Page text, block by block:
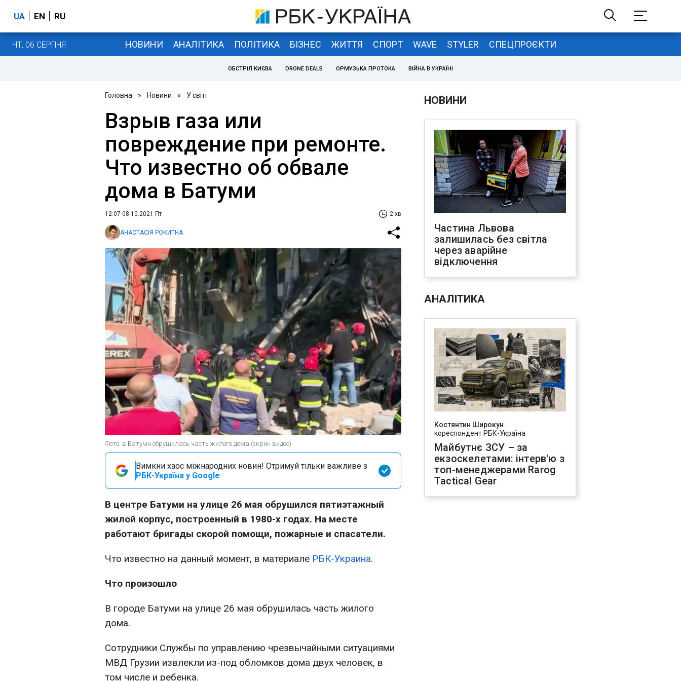
UA EN RU
ЧТ, 06 СЕРПНЯ НОВИНИ АНАЛІТИКА ПОЛІТИКА БІЗНЕС ЖИТТЯ СПОРТ WAVE STYLER СПЕЦПРОЄКТИ
ОБСТРІЛ КИЄВА DRONE DEALS ОРМУЗЬКА ПРОТОКА ВІЙНА В УКРАЇНІ
Головна » Новини » У світі
Взрыв газа или
повреждение при ремонте.
Что известно об обвале
дома в Батуми
12:07 08.10.2021 Пт 2 хв
АНАСТАСІЯ РОКИТНА
Фото: в Батуми обрушилась часть жилого дома (скрин видео)
Вимкни хаос міжнародних новин! Отримуй тільки важливе з
РБК-Україна у Google
В центре Батуми на улице 26 мая обрушился пятиэтажный
жилой корпус, построенный в 1980-х годах. На месте
работают бригады скорой помощи, пожарные и спасатели.
Что известно на данный момент, в материале РБК-Украина.
Что произошло
В городе Батуми на улице 26 мая обрушилась часть жилого
дома.
Сотрудники Службы по управлению чрезвычайными ситуациями
МВД Грузии извлекли из-под обломков дома двух человек, в
том числе и ребенка.
НОВИНИ
Частина Львова
залишилась без світла
через аварійне
відключення
АНАЛІТИКА
Костянтин Широкун
кореспондент РБК-Україна
Майбутнє ЗСУ – за
екзоскелетами: інтерв'ю з
топ-менеджерами Rarog
Tactical Gear